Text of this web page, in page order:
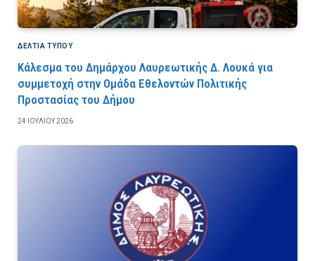
ΔΕΛΤΙΑ ΤΥΠΟΥ
Κάλεσμα του Δημάρχου Λαυρεωτικής Δ. Λουκά για
συμμετοχή στην Ομάδα Εθελοντών Πολιτικής
Προστασίας του Δήμου
24 ΙΟΥΛΊΟΥ 2026